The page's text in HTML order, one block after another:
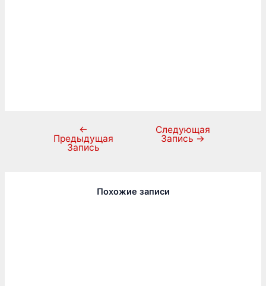
←
Предыдущая
Запись
Следующая
Запись →
Похожие записи